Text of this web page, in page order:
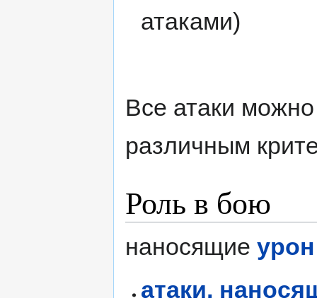
атаками)
Все атаки
различным
Роль в бою
наносящие урон
атаки,